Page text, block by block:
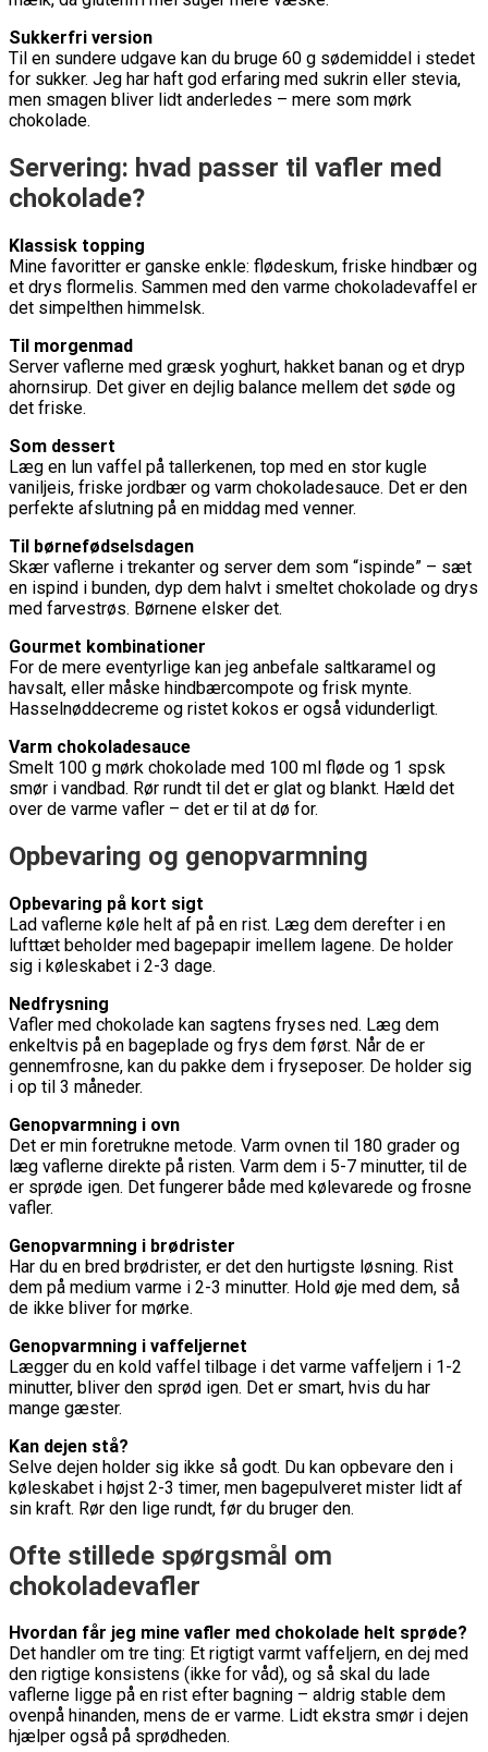
Sukkerfri version
Til en sundere udgave kan du bruge 60 g sødemiddel i stedet
for sukker. Jeg har haft god erfaring med sukrin eller stevia,
men smagen bliver lidt anderledes – mere som mørk
chokolade.
Servering: hvad passer til vafler med
chokolade?
Klassisk topping
Mine favoritter er ganske enkle: flødeskum, friske hindbær og
et drys flormelis. Sammen med den varme chokoladevaffel er
det simpelthen himmelsk.
Til morgenmad
Server vaflerne med græsk yoghurt, hakket banan og et dryp
ahornsirup. Det giver en dejlig balance mellem det søde og
det friske.
Som dessert
Læg en lun vaffel på tallerkenen, top med en stor kugle
vaniljeis, friske jordbær og varm chokoladesauce. Det er den
perfekte afslutning på en middag med venner.
Til børnefødselsdagen
Skær vaflerne i trekanter og server dem som “ispinde” – sæt
en ispind i bunden, dyp dem halvt i smeltet chokolade og drys
med farvestrøs. Børnene elsker det.
Gourmet kombinationer
For de mere eventyrlige kan jeg anbefale saltkaramel og
havsalt, eller måske hindbærcompote og frisk mynte.
Hasselnøddecreme og ristet kokos er også vidunderligt.
Varm chokoladesauce
Smelt 100 g mørk chokolade med 100 ml fløde og 1 spsk
smør i vandbad. Rør rundt til det er glat og blankt. Hæld det
over de varme vafler – det er til at dø for.
Opbevaring og genopvarmning
Opbevaring på kort sigt
Lad vaflerne køle helt af på en rist. Læg dem derefter i en
lufttæt beholder med bagepapir imellem lagene. De holder
sig i køleskabet i 2-3 dage.
Nedfrysning
Vafler med chokolade kan sagtens fryses ned. Læg dem
enkeltvis på en bageplade og frys dem først. Når de er
gennemfrosne, kan du pakke dem i fryseposer. De holder sig
i op til 3 måneder.
Genopvarmning i ovn
Det er min foretrukne metode. Varm ovnen til 180 grader og
læg vaflerne direkte på risten. Varm dem i 5-7 minutter, til de
er sprøde igen. Det fungerer både med kølevarede og frosne
vafler.
Genopvarmning i brødrister
Har du en bred brødrister, er det den hurtigste løsning. Rist
dem på medium varme i 2-3 minutter. Hold øje med dem, så
de ikke bliver for mørke.
Genopvarmning i vaffeljernet
Lægger du en kold vaffel tilbage i det varme vaffeljern i 1-2
minutter, bliver den sprød igen. Det er smart, hvis du har
mange gæster.
Kan dejen stå?
Selve dejen holder sig ikke så godt. Du kan opbevare den i
køleskabet i højst 2-3 timer, men bagepulveret mister lidt af
sin kraft. Rør den lige rundt, før du bruger den.
Ofte stillede spørgsmål om
chokoladevafler
Hvordan får jeg mine vafler med chokolade helt sprøde?
Det handler om tre ting: Et rigtigt varmt vaffeljern, en dej med
den rigtige konsistens (ikke for våd), og så skal du lade
vaflerne ligge på en rist efter bagning – aldrig stable dem
ovenpå hinanden, mens de er varme. Lidt ekstra smør i dejen
hjælper også på sprødheden.